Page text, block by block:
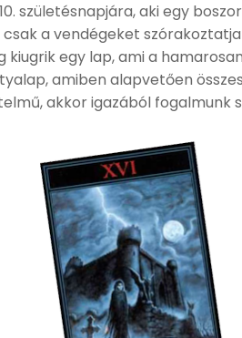
születésnapjára, aki egy
a vendégeket
egy lap, ami a
amiben alapvetően
akkor igazából fogalmunk